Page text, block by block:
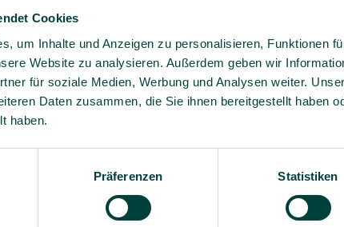
Cookies
um Inhalte und Anzeigen zu personalisieren, Funktionen
Website zu analysieren. Außerdem geben wir
für soziale Medien, Werbung und Analysen weiter.
Daten zusammen, die Sie ihnen bereitgestellt haben
haben.
Präferenzen Statistiken
KICO – Ergo Coach
Mitarbeitenden über
Bewusstsein für das
geschärft. Ein Kick-
die Basis für eine